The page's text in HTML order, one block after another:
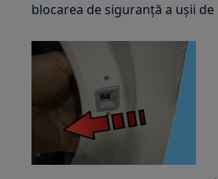
blocarea de siguranță a ușii